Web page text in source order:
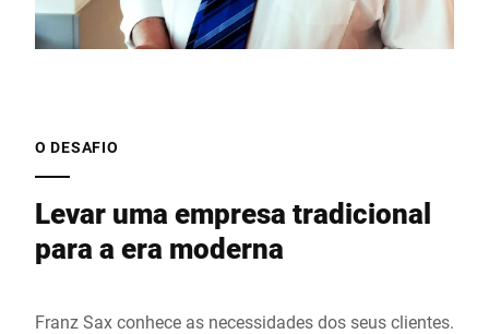
O DESAFIO
Levar uma empresa tradicional
para a era moderna
Franz Sax conhece as necessidades dos seus clientes.